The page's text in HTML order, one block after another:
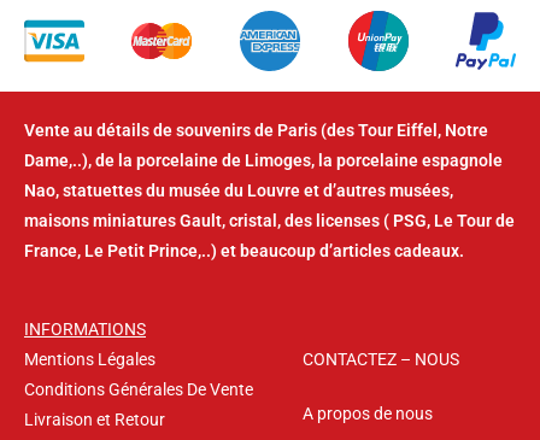
Vente au détails de souvenirs de Paris (des Tour Eiffel, Notre
Dame,..), de la porcelaine de Limoges, la porcelaine espagnole
Nao, statuettes du musée du Louvre et d’autres musées,
maisons miniatures Gault, cristal, des licenses ( PSG, Le Tour de
France, Le Petit Prince,..) et beaucoup d’articles cadeaux.
INFORMATIONS
Mentions Légales
Conditions Générales De Vente
Livraison et Retour
CONTACTEZ – NOUS
A propos de nous